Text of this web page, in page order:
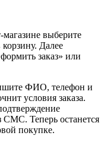
выберите
Далее
заказ» или
ФИО, телефон и
условия заказа.
СМС. Теперь останется
покупке.